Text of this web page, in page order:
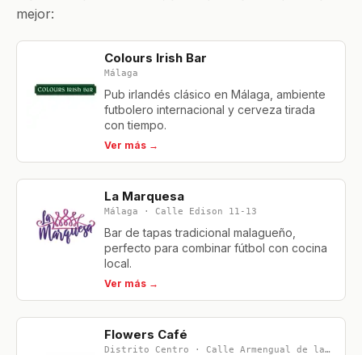
mejor:
Colours Irish Bar
Málaga
Pub irlandés clásico en Málaga, ambiente
futbolero internacional y cerveza tirada
con tiempo.
Ver más →
La Marquesa
Málaga · Calle Edison 11-13
Bar de tapas tradicional malagueño,
perfecto para combinar fútbol con cocina
local.
Ver más →
Flowers Café
Distrito Centro · Calle Armengual de la Mota 12